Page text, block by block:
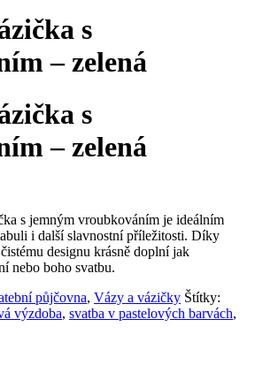
s
– zelená
s
– zelená
s jemným vroubkováním je ideálním
i další slavnostní příležitosti. Díky
designu krásně doplní jak
nebo boho svatbu.
půjčovna, Vázy a vázičky Štítky:
výzdoba, svatba v pastelových barvách,